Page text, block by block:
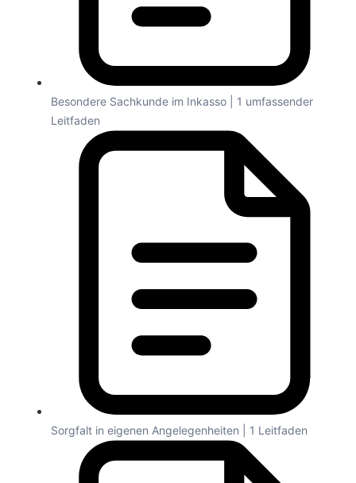
Besondere Sachkunde im Inkasso | 1 umfassender
Leitfaden
Sorgfalt in eigenen Angelegenheiten | 1 Leitfaden